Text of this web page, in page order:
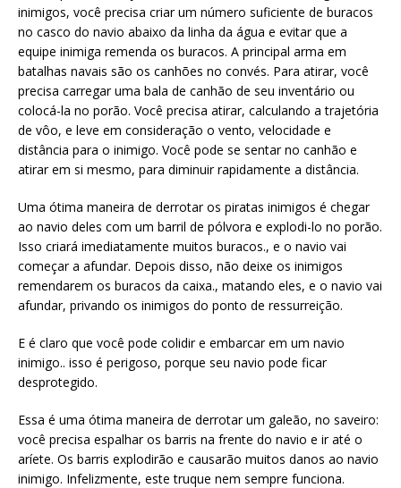
inimigos, você precisa criar um número suficiente de buracos
no casco do navio abaixo da linha da água e evitar que a
equipe inimiga remenda os buracos. A principal arma em
batalhas navais são os canhões no convés. Para atirar, você
precisa carregar uma bala de canhão de seu inventário ou
colocá-la no porão. Você precisa atirar, calculando a trajetória
de vôo, e leve em consideração o vento, velocidade e
distância para o inimigo. Você pode se sentar no canhão e
atirar em si mesmo, para diminuir rapidamente a distância.
Uma ótima maneira de derrotar os piratas inimigos é chegar
ao navio deles com um barril de pólvora e explodi-lo no porão.
Isso criará imediatamente muitos buracos., e o navio vai
começar a afundar. Depois disso, não deixe os inimigos
remendarem os buracos da caixa., matando eles, e o navio vai
afundar, privando os inimigos do ponto de ressurreição.
E é claro que você pode colidir e embarcar em um navio
inimigo.. isso é perigoso, porque seu navio pode ficar
desprotegido.
Essa é uma ótima maneira de derrotar um galeão, no saveiro:
você precisa espalhar os barris na frente do navio e ir até o
aríete. Os barris explodirão e causarão muitos danos ao navio
inimigo. Infelizmente, este truque nem sempre funciona.